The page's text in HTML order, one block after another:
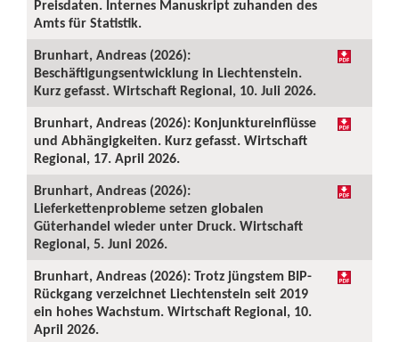
Preisdaten. Internes Manuskript zuhanden des
Amts für Statistik.
Brunhart, Andreas (2026):
Beschäftigungsentwicklung in Liechtenstein.
Kurz gefasst. Wirtschaft Regional, 10. Juli 2026.
Brunhart, Andreas (2026): Konjunktureinflüsse
und Abhängigkeiten. Kurz gefasst. Wirtschaft
Regional, 17. April 2026.
Brunhart, Andreas (2026):
Lieferkettenprobleme setzen globalen
Güterhandel wieder unter Druck. Wirtschaft
Regional, 5. Juni 2026.
Brunhart, Andreas (2026): Trotz jüngstem BIP-
Rückgang verzeichnet Liechtenstein seit 2019
ein hohes Wachstum. Wirtschaft Regional, 10.
April 2026.